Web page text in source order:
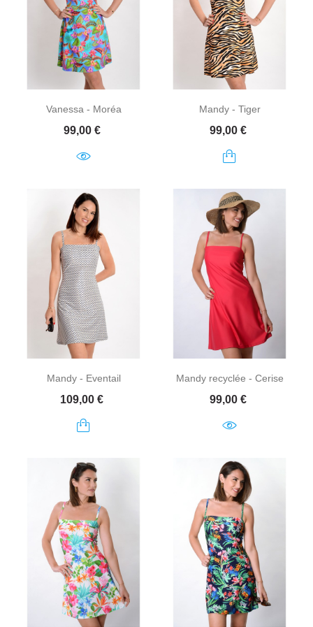
Vanessa - Moréa
Prix
99,00 €
Mandy - Tiger
Prix
99,00 €
Mandy - Eventail
Prix
109,00 €
Mandy recyclée - Cerise
Prix
99,00 €